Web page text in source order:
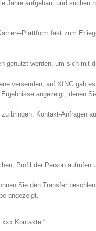
aufgebaut und
Plattform fast zum
genutzt werden, um sich mit
versenden, auf XING gab
angezeigt, denen
bringen: Kontakt-Anfragen
Profil der Person
Sie den Transfer
angezeigt.
Kontakte.“